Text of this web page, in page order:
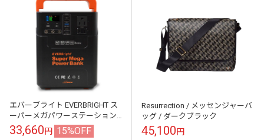
エバーブライト EVERBRIGHT ス
ーパーメガパワーステーション
SSBSPSMPB2
33,660円 15%OFF
Resurrection / メッセンジャーバ
ッグ / ダークブラック
45,100円